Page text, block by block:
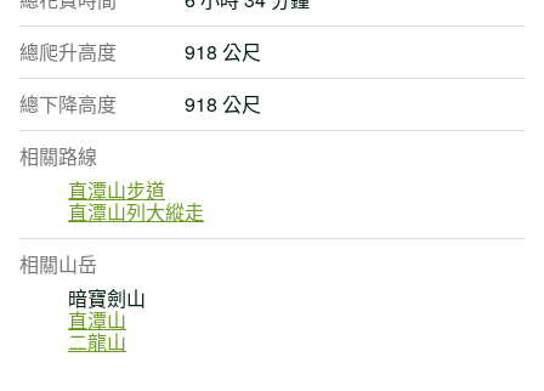
總爬升高度
918 公尺
總下降高度
918 公尺
相關路線
直潭山步道
直潭山列大縱走
相關山岳
暗寶劍山
直潭山
二龍山